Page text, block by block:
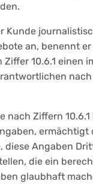
Kunde
an, benennt
10.6.1 einen
nach
nach Ziffern 10.6.1
ermächtigt
diese Angaben
die ein
glaubhaft